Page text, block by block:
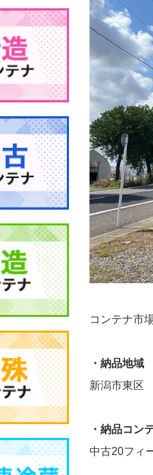
コンテナ市
・納品地域
新潟市東区
・納品コン
中古20フィ